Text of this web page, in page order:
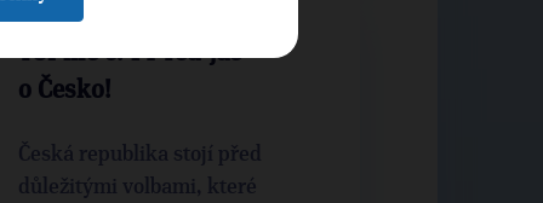
TOPlife č. 14 Teď jde
o Česko!
Česká republika stojí před
důležitými volbami, které